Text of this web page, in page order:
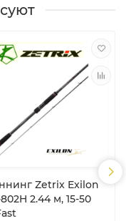
Zetrix Exilon
802H 2.44 м, 15-50